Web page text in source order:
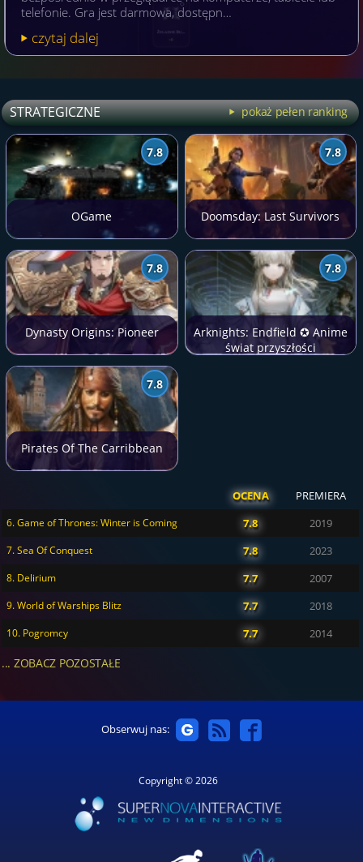
telefonie. Gra jest darmowa, dostępn…
czytaj dalej
STRATEGICZNE pokaż pełen ranking
7.8
OGame
7.8
Doomsday: Last Survivors
7.8
Dynasty Origins: Pioneer
7.8
Arknights: Endfield ✪ Anime
świat przyszłości
7.8
Pirates Of The Carribbean
OCENA PREMIERA
6. Game of Thrones: Winter is Coming 7.8 2019
7. Sea Of Conquest 7.8 2023
8. Delirium 7.7 2007
9. World of Warships Blitz 7.7 2018
10. Pogromcy 7.7 2014
... ZOBACZ POZOSTAŁE
Obserwuj nas:
Copyright © 2026